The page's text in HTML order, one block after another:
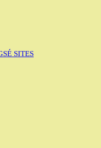
SITES